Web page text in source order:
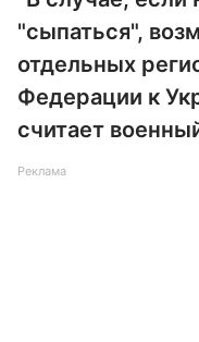
"сыпаться",
отдельных
Федерации к
считает
Реклама